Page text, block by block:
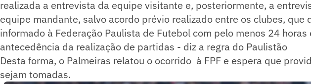
realizada a entrevista da equipe visitante e, posteriormente, a
equipe mandante, salvo acordo prévio realizado entre os clubes, que
informado à Federação Paulista de Futebol com pelo menos 24 horas
antecedência da realização de partidas - diz a regra do Paulistão
Desta forma, o Palmeiras relatou o ocorrido à FPF e espera que
sejam tomadas.